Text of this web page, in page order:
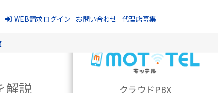
WEB請求ログイン お問い合わせ 代理店募集
解説 クラウドPBX